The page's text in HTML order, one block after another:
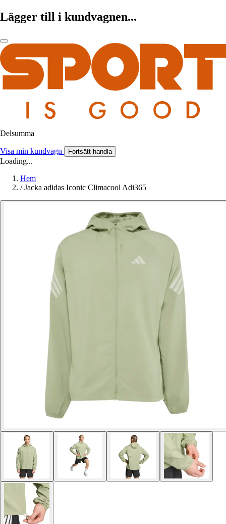
Lägger till i kundvagnen...
Delsumma
Visa min kundvagn Fortsätt handla
Loading...
Hem
/ Jacka adidas Iconic Climacool Adi365